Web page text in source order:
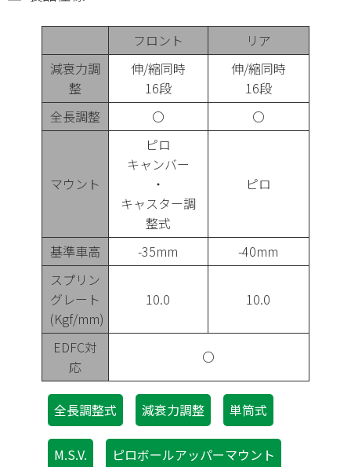
フロント
リア
減衰力調
整
伸/縮同時
16段
伸/縮同時
16段
全長調整
〇 〇
マウント
ピロ
キャンバー
・
キャスター調
整式
ピロ
基準車高 -35mm
-40mm
スプリン
グレート
(Kgf/mm)
10.0 10.0
EDFC対
応
〇
全長調整式 減衰力調整 単筒式
M.S.V. ピロボールアッパーマウント